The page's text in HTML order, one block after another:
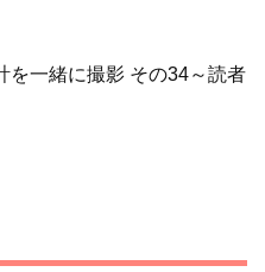
を一緒に撮影 その34～読者